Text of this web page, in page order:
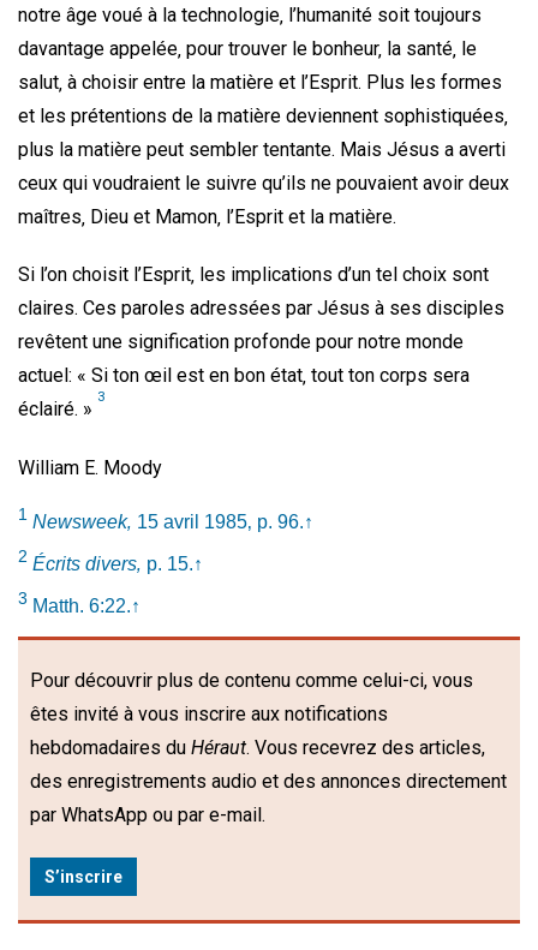
notre âge voué à la technologie‚ l’humanité soit toujours
davantage appelée‚ pour trouver le bonheur‚ la santé‚ le
salut‚ à choisir entre la matière et l’Esprit. Plus les formes
et les prétentions de la matière deviennent sophistiquées‚
plus la matière peut sembler tentante. Mais Jésus a averti
ceux qui voudraient le suivre qu’ils ne pouvaient avoir deux
maîtres‚ Dieu et Mamon‚ l’Esprit et la matière.
Si l’on choisit l’Esprit‚ les implications d’un tel choix sont
claires. Ces paroles adressées par Jésus à ses disciples
revêtent une signification profonde pour notre monde
actuel: « Si ton œil est en bon état‚ tout ton corps sera
éclairé. »
3
William E. Moody
1 Newsweek‚ 15 avril 1985‚ p. 96.↑
2 Écrits divers‚ p. 15.↑
3 Matth. 6:22.↑
Pour découvrir plus de contenu comme celui-ci, vous
êtes invité à vous inscrire aux notifications
hebdomadaires du Héraut. Vous recevrez des articles,
des enregistrements audio et des annonces directement
par WhatsApp ou par e-mail.
S’inscrire